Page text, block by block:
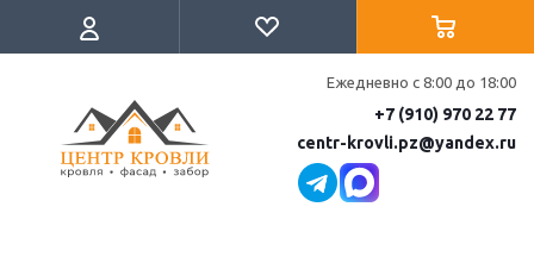
Ежедневно с 8:00 до 18:00
+7 (910) 970 22 77
centr-krovli.pz@yandex.ru